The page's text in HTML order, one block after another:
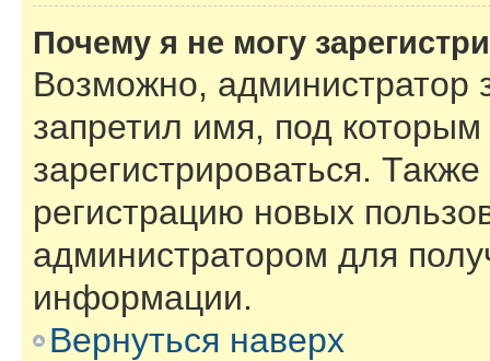
Почему я не могу
Возможно, администратор
запретил имя, под
зарегистрироваться.
регистрацию новых
администратором для
информации.
Вернуться наверх